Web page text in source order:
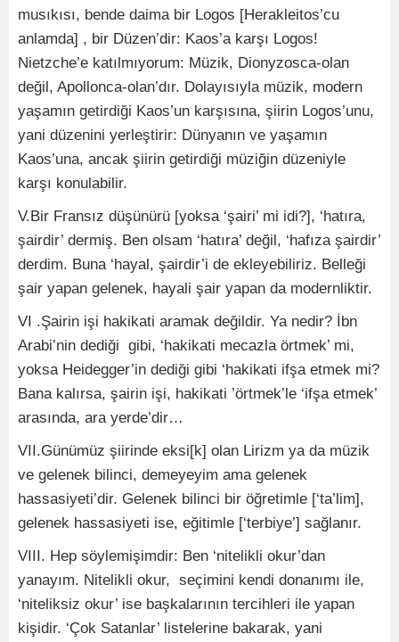
musıkısı, bende daima bir Logos [Herakleitos’cu
anlamda] , bir Düzen’dir: Kaos’a karşı Logos!
Nietzche’e katılmıyorum: Müzik, Dionyzosca-olan
değil, Apollonca-olan’dır. Dolayısıyla müzik, modern
yaşamın getirdiği Kaos’un karşısına, şiirin Logos’unu,
yani düzenini yerleştirir: Dünyanın ve yaşamın
Kaos’una, ancak şiirin getirdiği müziğin düzeniyle
karşı konulabilir.
V.Bir Fransız düşünürü [yoksa ‘şairi’ mi idi?], ‘hatıra,
şairdir’ dermiş. Ben olsam ‘hatıra’ değil, ‘hafıza şairdir’
derdim. Buna ‘hayal, şairdir’i de ekleyebiliriz. Belleği
şair yapan gelenek, hayali şair yapan da modernliktir.
VI .Şairin işi hakikati aramak değildir. Ya nedir? İbn
Arabi’nin dediği gibi, ‘hakikati mecazla örtmek’ mi,
yoksa Heidegger’in dediği gibi ‘hakikati ifşa etmek mi?
Bana kalırsa, şairin işi, hakikati ’örtmek’le ‘ifşa etmek’
arasında, ara yerde’dir…
VII.Günümüz şiirinde eksi[k] olan Lirizm ya da müzik
ve gelenek bilinci, demeyeyim ama gelenek
hassasiyeti’dir. Gelenek bilinci bir öğretimle [‘ta’lim],
gelenek hassasiyeti ise, eğitimle [‘terbiye’] sağlanır.
VIII. Hep söylemişimdir: Ben ‘nitelikli okur’dan
yanayım. Nitelikli okur, seçimini kendi donanımı ile,
‘niteliksiz okur’ ise başkalarının tercihleri ile yapan
kişidir. ‘Çok Satanlar’ listelerine bakarak, yani